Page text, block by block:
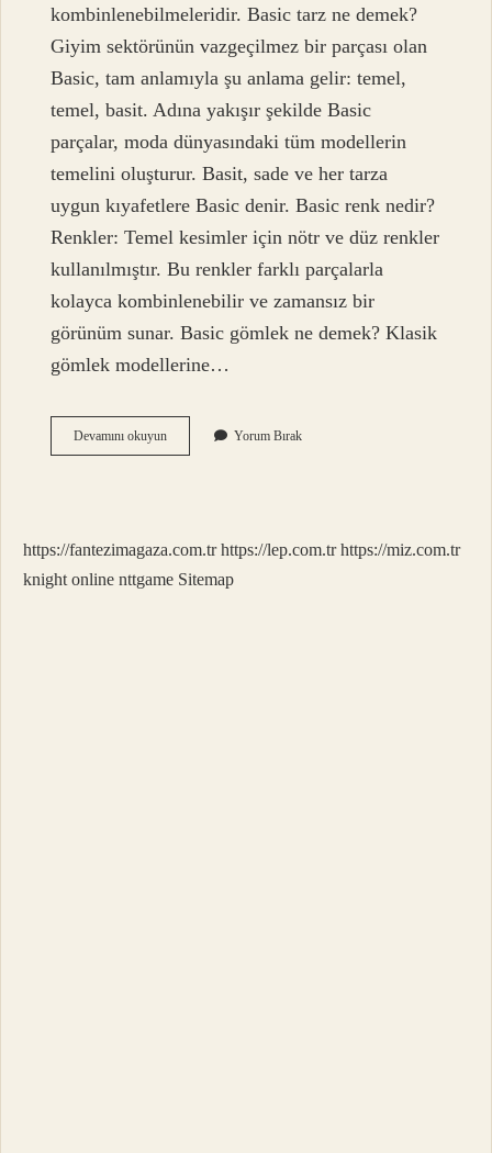
kombinlenebilmeleridir. Basic tarz ne demek?
Giyim sektörünün vazgeçilmez bir parçası olan
Basic, tam anlamıyla şu anlama gelir: temel,
temel, basit. Adına yakışır şekilde Basic
parçalar, moda dünyasındaki tüm modellerin
temelini oluşturur. Basit, sade ve her tarza
uygun kıyafetlere Basic denir. Basic renk nedir?
Renkler: Temel kesimler için nötr ve düz renkler
kullanılmıştır. Bu renkler farklı parçalarla
kolayca kombinlenebilir ve zamansız bir
görünüm sunar. Basic gömlek ne demek? Klasik
gömlek modellerine…
Devamını okuyunBasic
Penye
Yorum Bırak
https://fantezimagaza.com.tr https://lep.com.tr https://miz.com.tr
knight online nttgame Sitemap